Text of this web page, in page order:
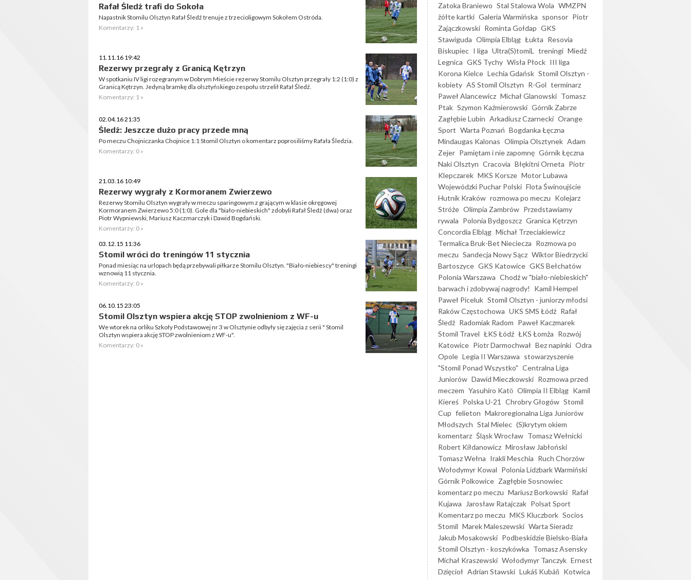
Rafał Śledź trafi do Sokoła
Napastnik Stomilu Olsztyn Rafał Śledź trenuje z trzecioligowym Sokołem Ostróda.
Komentarzy: 1 »
11.11.16 19:42
Rezerwy przegrały z Granicą Kętrzyn
W spotkaniu IV ligi rozegranym w Dobrym Mieście rezerwy Stomilu Olsztyn przegrały 1:2 (1:0) z
Granicą Kętrzyn. Jedyną bramkę dla olsztyńskiego zespołu strzelił Rafał Śledź.
Komentarzy: 1 »
02.04.16 21:35
Śledź: Jeszcze dużo pracy przede mną
Po meczu Chojniczanka Chojnice 1:1 Stomil Olsztyn o komentarz poprosiliśmy Rafała Śledzia.
Komentarzy: 0 »
21.03.16 10:49
Rezerwy wygrały z Kormoranem Zwierzewo
Rezerwy Stomilu Olsztyn wygrały w meczu sparingowym z grającym w klasie okręgowej
Kormoranem Zwierzewo 5:0 (1:0). Gole dla "biało-niebieskich" zdobyli Rafał Śledź (dwa) oraz
Piotr Wypniewski, Mariusz Kaczmarczyk i Dawid Bogdański.
Komentarzy: 0 »
03.12.15 11:36
Stomil wróci do treningów 11 stycznia
Ponad miesiąc na urlopach będą przebywali piłkarze Stomilu Olsztyn. "Biało-niebiescy" treningi
wznowią 11 stycznia.
Komentarzy: 0 »
06.10.15 23:05
Stomil Olsztyn wspiera akcję STOP zwolnieniom z WF-u
We wtorek na orliku Szkoły Podstawowej nr 3 w Olsztynie odbyły się zajęcia z serii " Stomil
Olsztyn wspiera akcję STOP zwolnieniom z WF-u".
Komentarzy: 0 »
Zatoka Braniewo Stal Stalowa Wola WMZPN
żółte kartki Galeria Warmińska sponsor Piotr
Zajączkowski Rominta Gołdap GKS
Stawiguda Olimpia Elbląg Łukta Resovia
Biskupiec I liga Ultra(S)tomiL treningi Miedź
Legnica GKS Tychy Wisła Płock III liga
Korona Kielce Lechia Gdańsk Stomil Olsztyn -
kobiety AS Stomil Olsztyn R-Gol terminarz
Paweł Alancewicz Michał Glanowski Tomasz
Ptak Szymon Kaźmierowski Górnik Zabrze
Zagłębie Lubin Arkadiusz Czarnecki Orange
Sport Warta Poznań Bogdanka Łęczna
Mindaugas Kalonas Olimpia Olsztynek Adam
Zejer Pamiętam i nie zapomnę Górnik Łęczna
Naki Olsztyn Cracovia Błękitni Orneta Piotr
Klepczarek MKS Korsze Motor Lubawa
Wojewódzki Puchar Polski Flota Świnoujście
Hutnik Kraków rozmowa po meczu Kolejarz
Stróże Olimpia Zambrów Przedstawiamy
rywala Polonia Bydgoszcz Granica Kętrzyn
Concordia Elbląg Michał Trzeciakiewicz
Termalica Bruk-Bet Nieciecza Rozmowa po
meczu Sandecja Nowy Sącz Wiktor Biedrzycki
Bartoszyce GKS Katowice GKS Bełchatów
Polonia Warszawa Chodź w "biało-niebieskich"
barwach i zdobywaj nagrody!
Kamil Hempel
Paweł Piceluk Stomil Olsztyn - juniorzy młodsi
Raków Częstochowa UKS SMS Łódź Rafał
Śledź Radomiak Radom Paweł Kaczmarek
Stomil Travel ŁKS Łódź ŁKS Łomża Rozwój
Katowice Piotr Darmochwał Bez napinki Odra
Opole Legia II Warszawa stowarzyszenie
"Stomil Ponad Wszystko" Centralna Liga
Juniorów Dawid Mieczkowski Rozmowa przed
meczem Yasuhiro Katō Olimpia II Elbląg Kamil
Kiereś Polska U-21 Chrobry Głogów Stomil
Cup felieton Makroregionalna Liga Juniorów
Młodszych Stal Mielec (S)krytym okiem
komentarz Śląsk Wrocław Tomasz Wełnicki
Robert Kiłdanowicz Mirosław Jabłoński
Tomasz Wełna Irakli Meschia Ruch Chorzów
Wołodymyr Kowal Polonia Lidzbark Warmiński
Górnik Polkowice Zagłębie Sosnowiec
komentarz po meczu Mariusz Borkowski Rafał
Kujawa
Jarosław Ratajczak Polsat Sport
Komentarz po meczu MKS Kluczbork Socios
Stomil Marek Maleszewski Warta Sieradz
Jakub Mosakowski Podbeskidzie Bielsko-Biała
Stomil Olsztyn - koszykówka Tomasz Asensky
Michał Kraszewski Wołodymyr Tanczyk Ernest
Dzięcioł Adrian Stawski Lukáš Kubáň Kotwica